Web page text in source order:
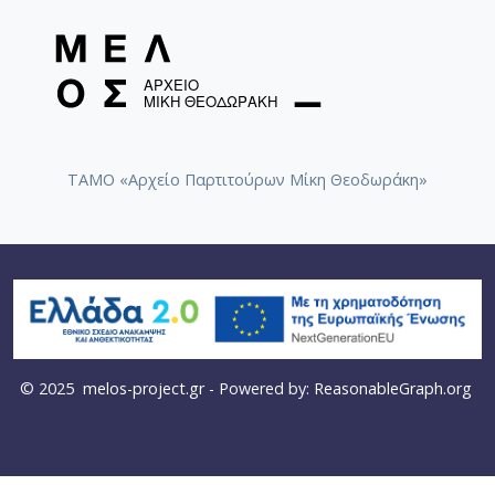
ΤΑΜΟ «Αρχείο Παρτιτούρων Μίκη Θεοδωράκη»
© 2025 melos-project.gr- Powered by: ReasonableGraph.org